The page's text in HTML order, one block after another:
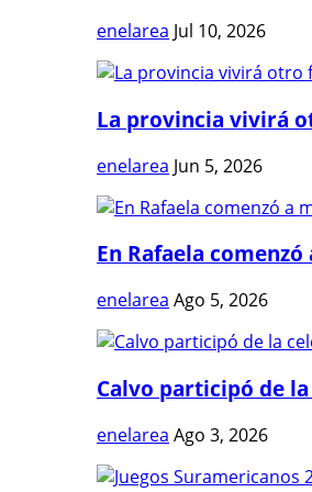
enelarea Jul 10, 2026
La provincia vivirá
enelarea Jun 5, 2026
En Rafaela
enelarea Ago 5, 2026
Calvo participó de
enelarea Ago 3, 2026